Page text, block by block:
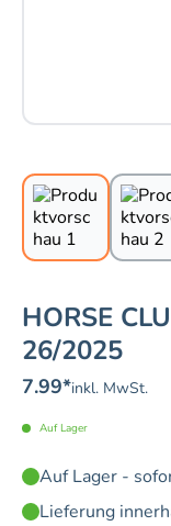
HORSE
26/2025
7.99*inkl. MwSt.
Auf Lager
Auf Lager -
Lieferung